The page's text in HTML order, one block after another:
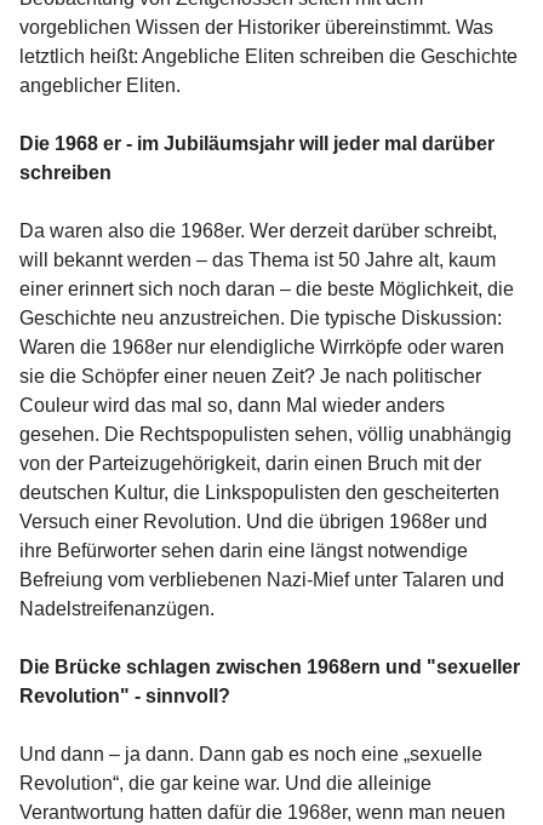
vorgeblichen Wissen der Historiker übereinstimmt. Was
letztlich heißt: Angebliche Eliten schreiben die Geschichte
angeblicher Eliten.
Die 1968 er - im Jubiläumsjahr will jeder mal darüber
schreiben
Da waren also die 1968er. Wer derzeit darüber schreibt,
will bekannt werden – das Thema ist 50 Jahre alt, kaum
einer erinnert sich noch daran – die beste Möglichkeit, die
Geschichte neu anzustreichen. Die typische Diskussion:
Waren die 1968er nur elendigliche Wirrköpfe oder waren
sie die Schöpfer einer neuen Zeit? Je nach politischer
Couleur wird das mal so, dann Mal wieder anders
gesehen. Die Rechtspopulisten sehen, völlig unabhängig
von der Parteizugehörigkeit, darin einen Bruch mit der
deutschen Kultur, die Linkspopulisten den gescheiterten
Versuch einer Revolution. Und die übrigen 1968er und
ihre Befürworter sehen darin eine längst notwendige
Befreiung vom verbliebenen Nazi-Mief unter Talaren und
Nadelstreifenanzügen.
Die Brücke schlagen zwischen 1968ern und "sexueller
Revolution" - sinnvoll?
Und dann – ja dann. Dann gab es noch eine „sexuelle
Revolution“, die gar keine war. Und die alleinige
Verantwortung hatten dafür die 1968er, wenn man neuen